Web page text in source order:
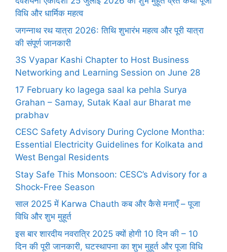
विधि और धार्मिक महत्व
जगन्नाथ रथ यात्रा 2026: तिथि शुभारंभ महत्व और पूरी यात्रा
की संपूर्ण जानकारी
3S Vyapar Kashi Chapter to Host Business
Networking and Learning Session on June 28
17 February ko lagega saal ka pehla Surya
Grahan – Samay, Sutak Kaal aur Bharat me
prabhav
CESC Safety Advisory During Cyclone Montha:
Essential Electricity Guidelines for Kolkata and
West Bengal Residents
Stay Safe This Monsoon: CESC’s Advisory for a
Shock-Free Season
साल 2025 में Karwa Chauth कब और कैसे मनाएँ – पूजा
विधि और शुभ मुहूर्त
इस बार शारदीय नवरात्रि 2025 क्यों होगी 10 दिन की – 10
दिन की पूरी जानकारी, घटस्थापना का शुभ मुहूर्त और पूजा विधि